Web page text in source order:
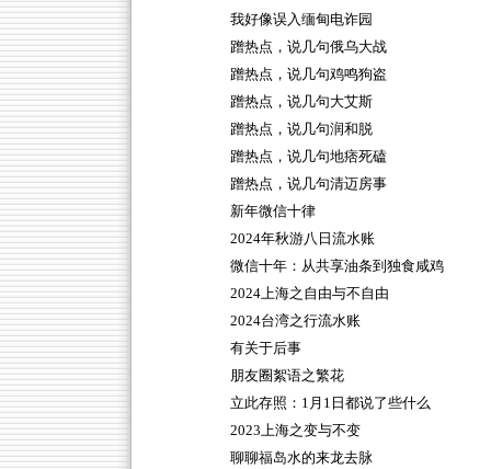
我好像误入缅甸电诈园
蹭热点，说几句俄乌大战
蹭热点，说几句鸡鸣狗盗
蹭热点，说几句大艾斯
蹭热点，说几句润和脱
蹭热点，说几句地痞死磕
蹭热点，说几句清迈房事
新年微信十律
2024年秋游八日流水账
微信十年：从共享油条到独食咸鸡
2024上海之自由与不自由
2024台湾之行流水账
有关于后事
朋友圈絮语之繁花
立此存照：1月1日都说了些什么
2023上海之变与不变
聊聊福岛水的来龙去脉